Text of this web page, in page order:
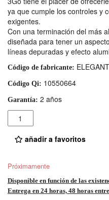
ya que cumple los controles y
exigentes.
Con una terminación del más
diseñada para tener un
líneas depuradas y efecto
Código de fabricante:
Código Qi: 10550664
Garantía: 2 años
Cantidad
añadir a favoritos
Próximamente
Disponible en función de las
Entrega en 24 horas, 48 horas